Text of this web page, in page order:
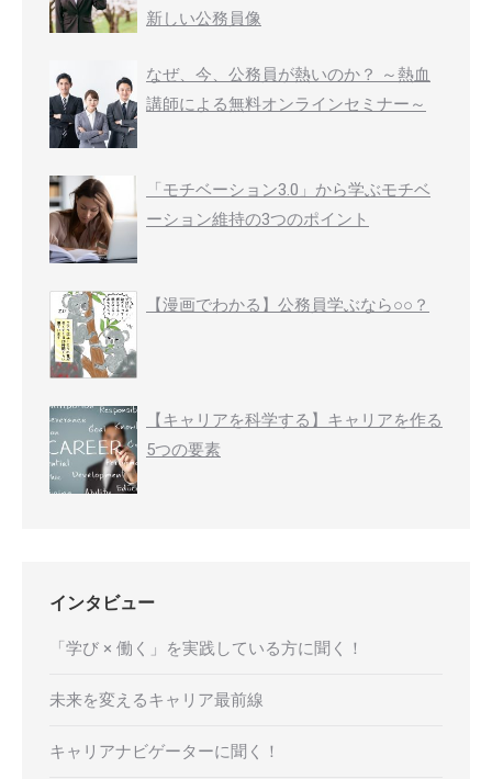
新しい公務員像
なぜ、今、公務員が熱いのか？ ～熱血
講師による無料オンラインセミナー～
「モチベーション3.0」から学ぶモチベ
ーション維持の3つのポイント
【漫画でわかる】公務員学ぶなら○○？
【キャリアを科学する】キャリアを作る
5つの要素
インタビュー
「学び × 働く」を実践している方に聞く！
未来を変えるキャリア最前線
キャリアナビゲーターに聞く！